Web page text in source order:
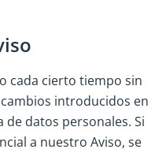
cada cierto tiempo sin
introducidos en
datos personales. Si
a nuestro Aviso, se